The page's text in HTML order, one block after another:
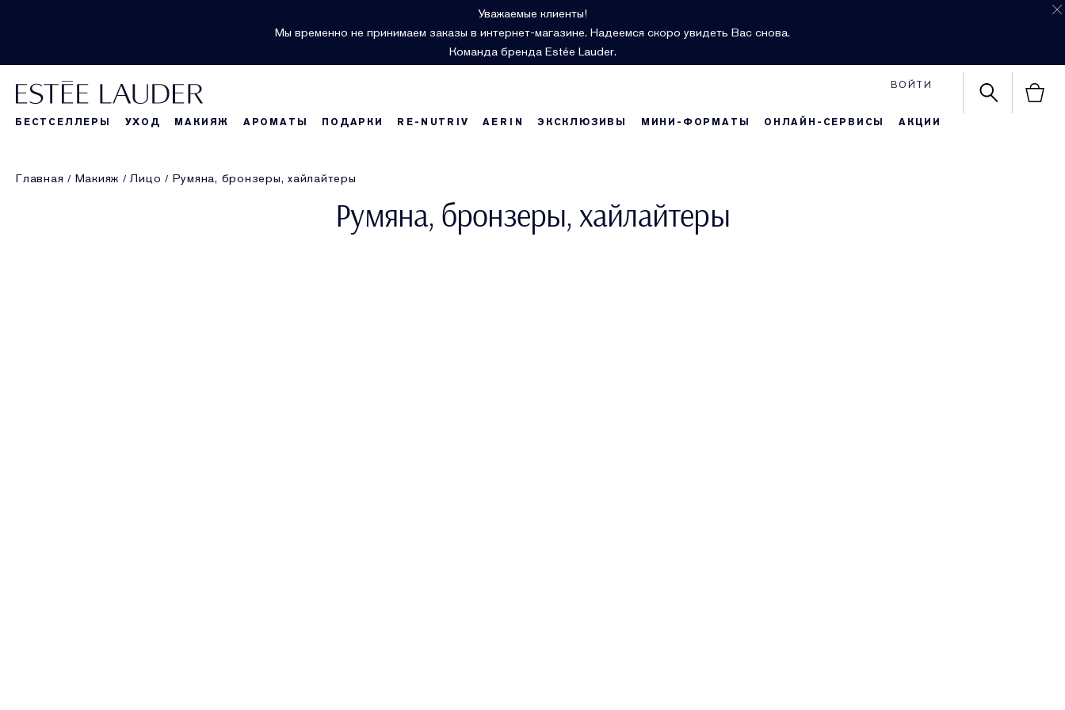
Уважаемые клиенты!
Мы временно не принимаем заказы в интернет-магазине. Надеемся скоро увидеть Вас снова.
Команда бренда Estée Lauder.
ВОЙТИ
БЕСТСЕЛЛЕРЫ УХОД МАКИЯЖ АРОМАТЫ ПОДАРКИ RE-NUTRIV AERIN ЭКСКЛЮЗИВЫ МИНИ-ФОРМАТЫ ОНЛАЙН-СЕРВИСЫ АКЦИИ
Главная Макияж Лицо Румяна, бронзеры, хайлайтеры
Румяна, бронзеры, хайлайтеры